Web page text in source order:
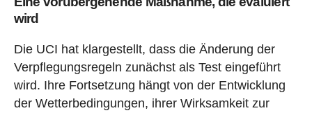
wird
Die UCI hat klargestellt, dass die Änderung der
Verpflegungsregeln zunächst als Test eingeführt
wird. Ihre Fortsetzung hängt von der Entwicklung
der Wetterbedingungen, ihrer Wirksamkeit zur